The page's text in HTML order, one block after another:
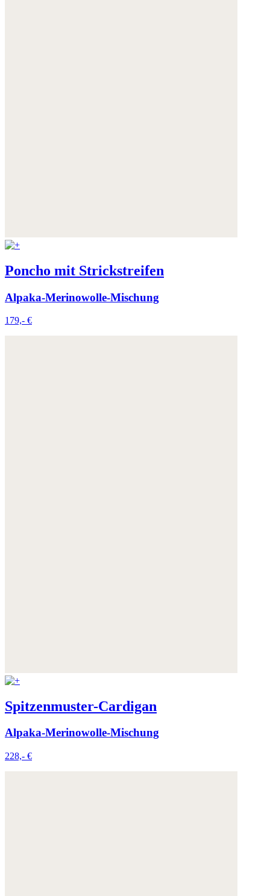
Poncho mit Strickstreifen
Alpaka-Merinowolle-Mischung
179,- €
Spitzenmuster-Cardigan
Alpaka-Merinowolle-Mischung
228,- €